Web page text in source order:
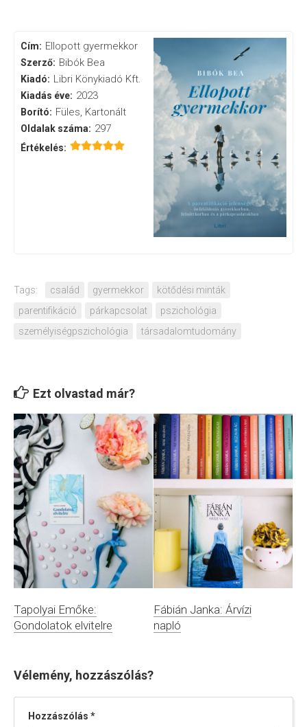
Cím: Ellopott gyermekkor
Szerző: Bibók Bea
Kiadó: Libri Könykiadó Kft.
Kiadás éve: 2023
Borító: Füles, Kartonált
Oldalak száma: 297
Értékelés:
Tags: család gyermekkor
kötődési minták
parentifikáció
párkapcsolat
pszichológia
személyiségpszichológia
társadalomtudomány
Ezt olvastad már?
Tapolyai Emőke:
Gondolatok elvitelre
Fábián Janka: Árvízi
napló
Vélemény, hozzászólás?
Hozzászólás *